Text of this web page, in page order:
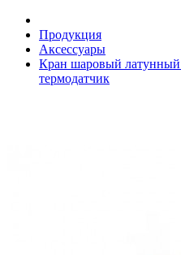
Продукция
Аксессуары
Кран шаровый латунный
термодатчик